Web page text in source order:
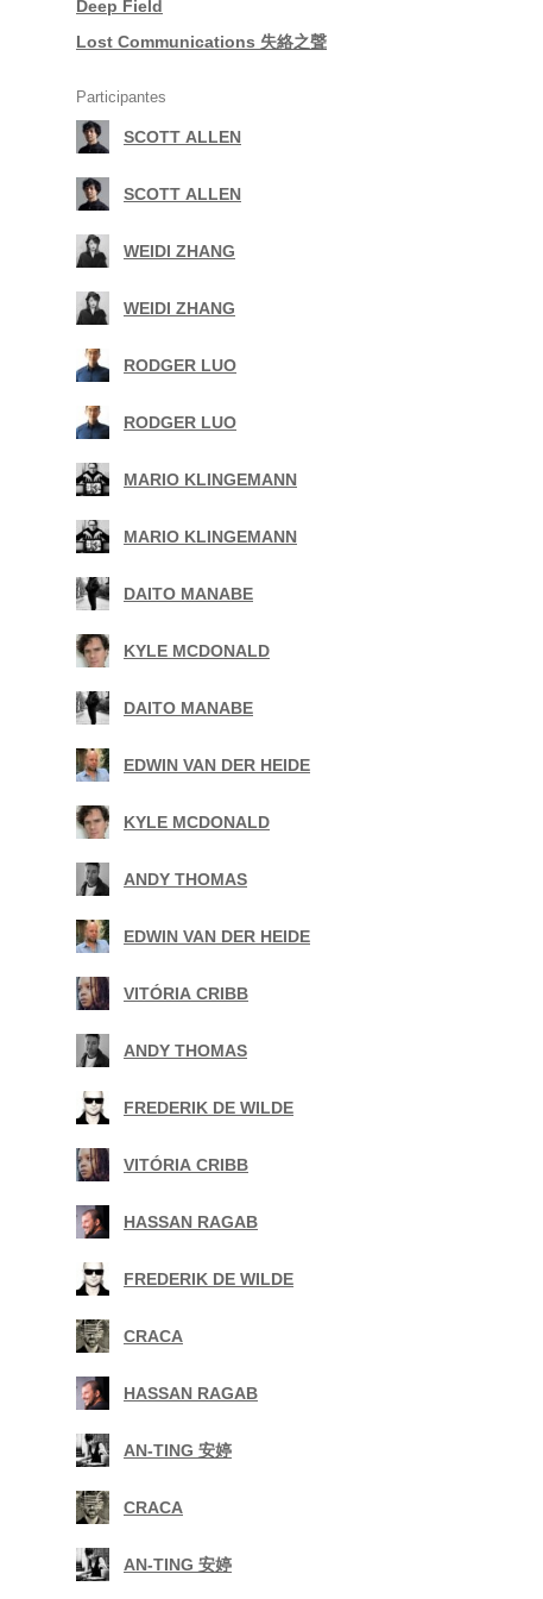
|Deep Field
|Lost Communications 失絡之聲
Participantes
SCOTT ALLEN
SCOTT ALLEN
WEIDI ZHANG
WEIDI ZHANG
RODGER LUO
RODGER LUO
| MARIO KLINGEMANN
| MARIO KLINGEMANN
| DAITO MANABE
| KYLE MCDONALD
| DAITO MANABE
| EDWIN VAN DER HEIDE
| KYLE MCDONALD
ANDY THOMAS
| EDWIN VAN DER HEIDE
| VITÓRIA CRIBB
ANDY THOMAS
FREDERIK DE WILDE
| VITÓRIA CRIBB
| HASSAN RAGAB
FREDERIK DE WILDE
| CRACA
| HASSAN RAGAB
| AN-TING 安婷
| CRACA
| AN-TING 安婷